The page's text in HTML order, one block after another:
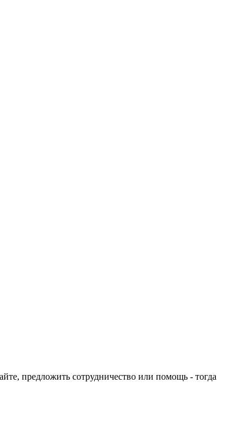
предложить сотрудничество или помощь - тогда